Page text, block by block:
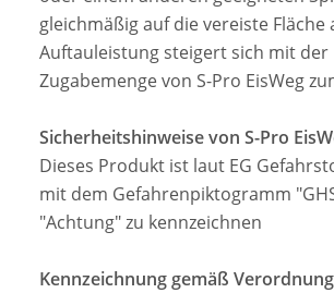
gleichmäßig auf die vereiste Fläche
Auftauleistung steigert sich mit der
Zugabemenge von S-Pro EisWeg
Sicherheitshinweise von S-Pro
Dieses Produkt ist laut EG
mit dem Gefahrenpiktogramm
"Achtung" zu kennzeichnen
Kennzeichnung gemäß